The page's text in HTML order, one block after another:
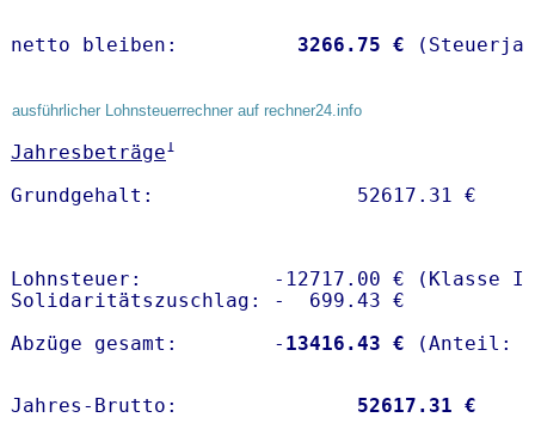
netto bleiben: 3266.75 €
ausführlicher Lohnsteuerrechner auf rechner24.info
Jahresbeträge1
Lohnsteuer:           -12717.00 € (Klasse I)
Solidaritätszuschlag: -  699.43 €
Abzüge gesamt:        - 13416.43 €
Jahres-Brutto: 52617.31 €